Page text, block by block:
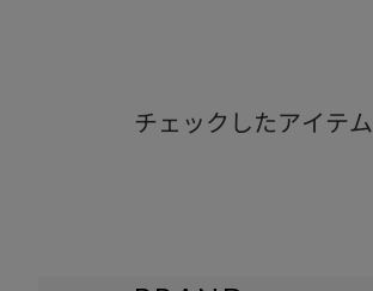
チェックしたアイテム